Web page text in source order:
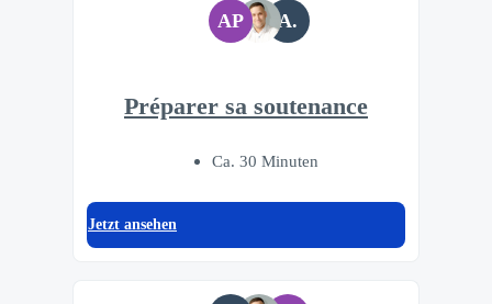
AP A.
Préparer sa soutenance
Ca. 30 Minuten
Jetzt ansehen